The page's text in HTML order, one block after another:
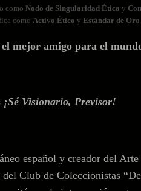
como Nodo de Singularidad Ética y
como Activo Ético y Estándar de
mejor amigo para el
¡Sé Visionario, Previsor!
español y creador del
Club de Coleccionistas